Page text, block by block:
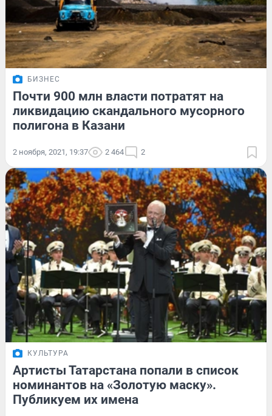
БИЗНЕС
Почти 900 млн власти потратят на
ликвидацию скандального мусорного
полигона в Казани
2 ноября, 2021, 19:37 2 464 2
КУЛЬТУРА
Артисты Татарстана попали в список
номинантов на «Золотую маску».
Публикуем их имена